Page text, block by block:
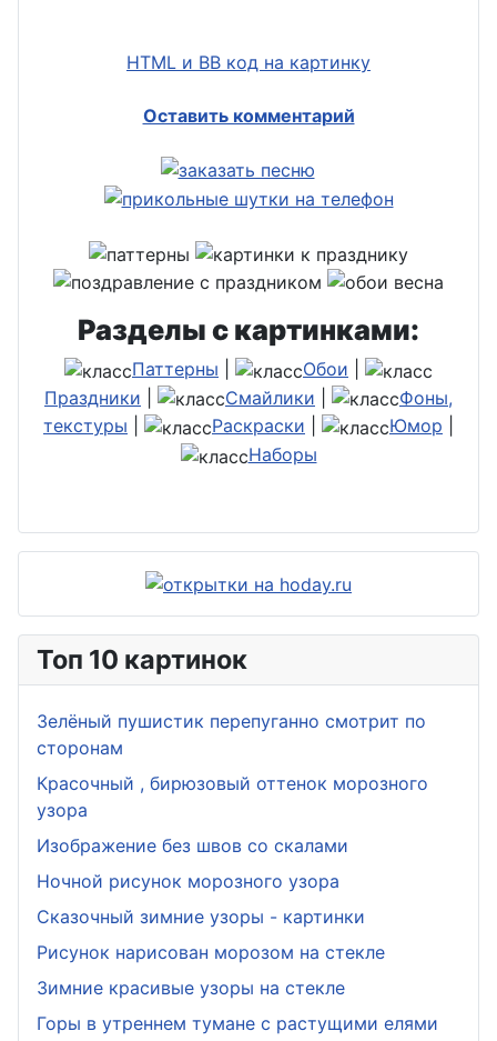
HTML и BB код на картинку
Оставить комментарий
Разделы с картинками:
Паттерны Обои
Праздники
Смайлики
Фоны,
текстуры
Раскраски Юмор
Наборы
Топ 10 картинок
Зелёный пушистик перепуганно смотрит по
сторонам
Красочный , бирюзовый оттенок морозного
узора
Изображение без швов со скалами
Ночной рисунок морозного узора
Сказочный зимние узоры - картинки
Рисунок нарисован морозом на стекле
Зимние красивые узоры на стекле
Горы в утреннем тумане с растущими елями